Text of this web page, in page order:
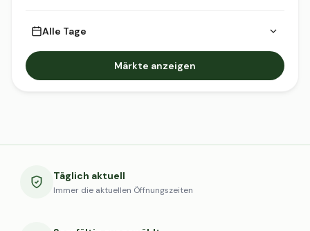
Alle Tage
Märkte anzeigen
Täglich aktuell
Immer die aktuellen Öffnungszeiten